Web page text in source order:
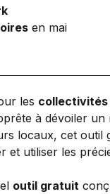
en mai
les
à dévoiler
locaux, cet
et utiliser les
outil gratuit